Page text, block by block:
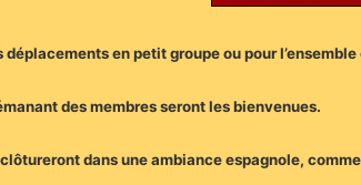
déplacements en petit groupe ou pour
des membres seront les bienvenues.
dans une ambiance espagnole,